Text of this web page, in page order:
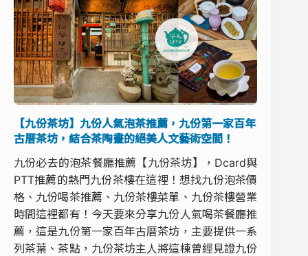
【九份茶坊】九份人氣泡茶推薦，九份第一家百年
古厝茶坊，結合茶陶畫的絕美人文藝術空間！
九份必去的泡茶餐廳推薦【九份茶坊】，Dcard與
PTT推薦的熱門九份茶樓在這裡！想找九份泡茶價
格、九份喝茶推薦、九份茶樓菜單、九份茶樓營業
時間這裡都有！今天要來分享九份人氣喝茶餐廳推
薦，這是九份第一家百年古厝茶坊，主要提供一系
列茶葉、茶點，九份茶坊主人將這棟曾經見證九份